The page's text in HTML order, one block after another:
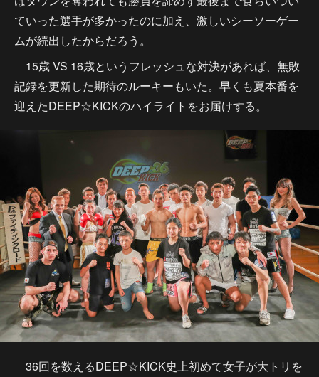
ていった選手が多かったのに加え、激しいシーソーゲー
ムが続出したからだろう。
15歳 VS 16歳というフレッシュな対決があれば、無敗
記録を更新した期待のルーキーもいた。早くも夏本番を
迎えたDEEP☆KICKのハイライトをお届けする。
36回を数えるDEEP☆KICK史上初めて女子が大トリを